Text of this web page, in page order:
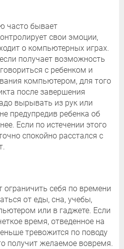
часто бывает
свои эмоции,
о компьютерных играх.
получает возможность
с ребенком и
компьютером, для того
после завершения
вырывать из рук или
предупредив ребенка об
Если по истечении этого
спокойно расстался с
ограничить себя по времени
от еды, сна, учебы,
или в гаджете. Если
время, отведенное на
тревожится по поводу
получит желаемое вовремя.